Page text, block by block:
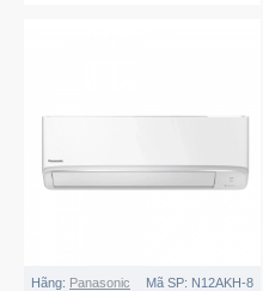
Hãng: Panasonic Mã SP: N12AKH-8